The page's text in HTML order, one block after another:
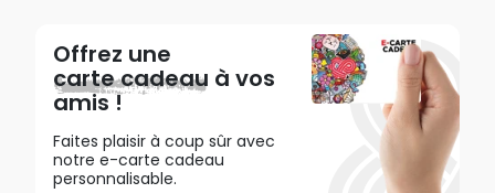
Offrez une
carte cadeau à vos
amis !
Faites plaisir à coup sûr avec
notre e-carte cadeau
personnalisable.